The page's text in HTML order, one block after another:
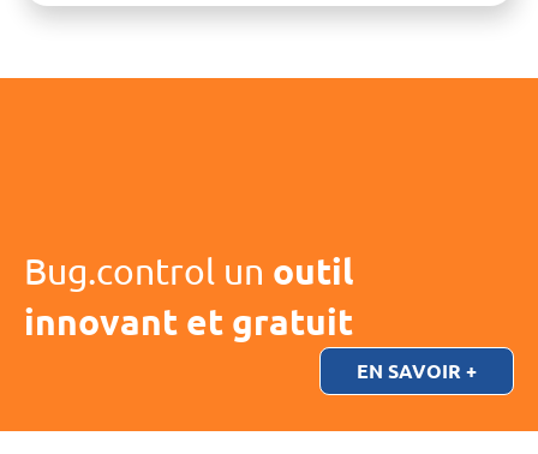
Bug.control un outil
innovant et gratuit
EN SAVOIR +